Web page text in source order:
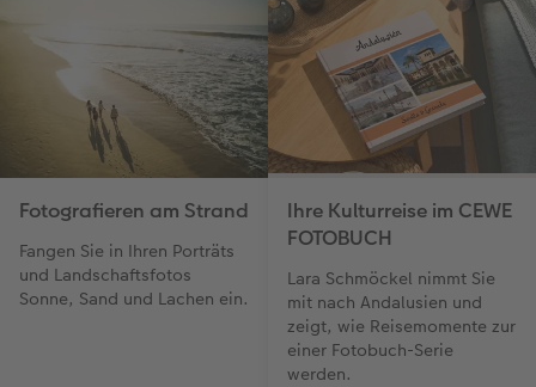
Fotografieren am Strand
Fangen Sie in Ihren Porträts
und Landschaftsfotos
Sonne, Sand und Lachen ein.
Ihre Kulturreise im CEWE
FOTOBUCH
Lara Schmöckel nimmt Sie
mit nach Andalusien und
zeigt, wie Reisemomente zur
einer Fotobuch-Serie
werden.